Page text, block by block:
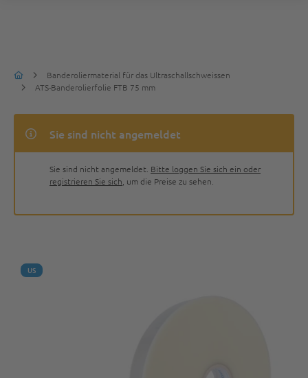
Banderoliermaterial für das Ultraschallschweissen
ATS-Banderolierfolie FTB 75 mm
Sie sind nicht angemeldet
Sie sind nicht angemeldet. Bitte loggen Sie sich ein oder
registrieren Sie sich , um die Preise zu sehen.
US